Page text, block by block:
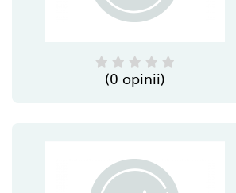
(0 opinii)